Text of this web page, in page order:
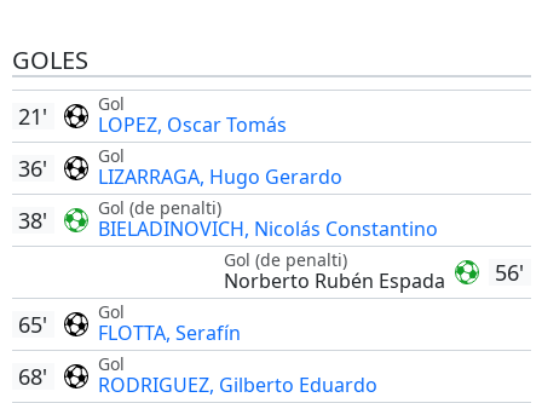
GOLES
Gol
LOPEZ, Oscar Tomás
21'
Gol
LIZARRAGA, Hugo Gerardo
36'
Gol (de penalti)
BIELADINOVICH, Nicolás Constantino
38'
56'
Gol (de penalti)
Norberto Rubén Espada
Gol
FLOTTA, Serafín
65'
Gol
RODRIGUEZ, Gilberto Eduardo
68'